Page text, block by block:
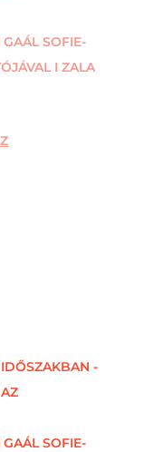
GAÁL SOFIE-
I ZALA
-
GAÁL SOFIE-